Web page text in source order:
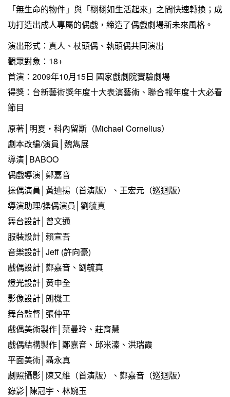
「無生命的物件」與「栩栩如生活起來」之間快速轉換；成
功打造出成人專屬的偶戲，締造了偶戲劇場新未來風格。
演出形式：真人、杖頭偶、執頭偶共同演出
觀眾對象：18+
首演：2009年10月15日 國家戲劇院實驗劇場
得獎：台新藝術獎年度十大表演藝術、聯合報年度十大必看
節目
原著│明夏‧科內留斯（Michael Cornelius）
劇本改編/演員│魏雋展
導演│BABOO
偶戲導演│鄭嘉音
操偶演員│黃迪揚（首演版）、王宏元（巡迴版）
導演助理/操偶演員│劉毓真
舞台設計│曾文通
服裝設計│賴宣吾
音樂設計│Jeff (許向豪)
戲偶設計│鄭嘉音、劉毓真
燈光設計│黃申全
影像設計│朗機工
舞台監督│張仲平
戲偶美術製作│葉曼玲、莊育慧
戲偶結構製作│鄭嘉音、邱米溱、洪瑞霞
平面美術│聶永真
劇照攝影│陳又維（首演版）、鄭嘉音（巡迴版）
錄影│陳冠宇、林婉玉